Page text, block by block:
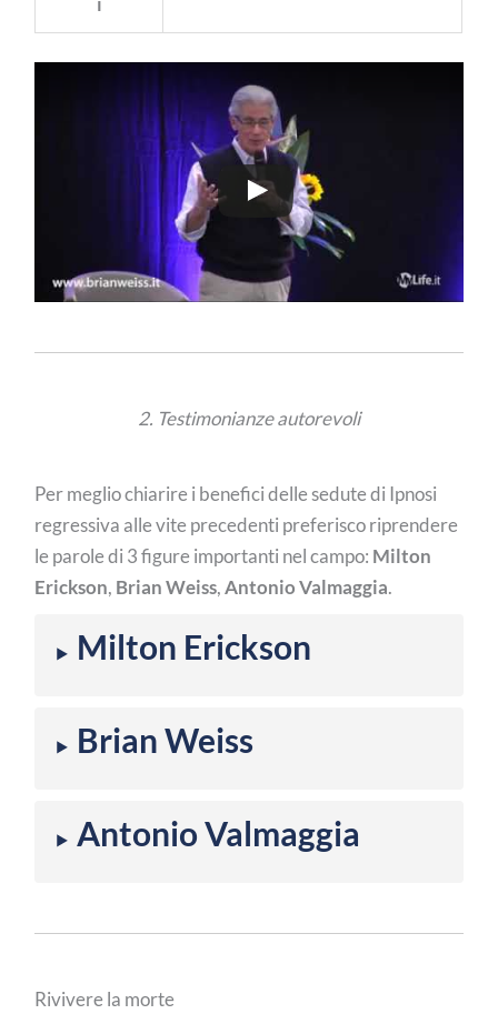
2. Testimonianze autorevoli
Per meglio chiarire i benefici delle sedute di Ipnosi
regressiva alle vite precedenti preferisco riprendere
le parole di 3 figure importanti nel campo: Milton
Erickson, Brian Weiss,Antonio Valmaggia.
Milton Erickson
Brian Weiss
Antonio Valmaggia
Rivivere la morte